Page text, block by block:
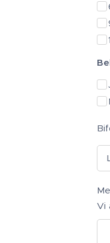
Vi